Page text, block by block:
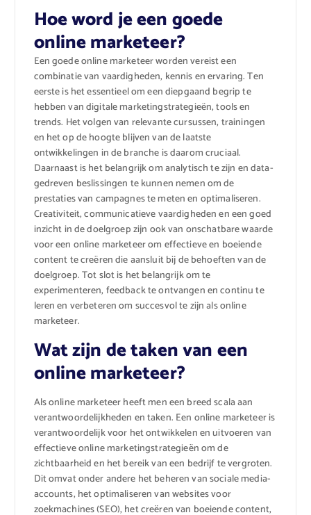
Hoe word je een goede
online marketeer?
Een goede online marketeer worden vereist een
combinatie van vaardigheden, kennis en ervaring. Ten
eerste is het essentieel om een diepgaand begrip te
hebben van digitale marketingstrategieën, tools en
trends. Het volgen van relevante cursussen, trainingen
en het op de hoogte blijven van de laatste
ontwikkelingen in de branche is daarom cruciaal.
Daarnaast is het belangrijk om analytisch te zijn en data-
gedreven beslissingen te kunnen nemen om de
prestaties van campagnes te meten en optimaliseren.
Creativiteit, communicatieve vaardigheden en een goed
inzicht in de doelgroep zijn ook van onschatbare waarde
voor een online marketeer om effectieve en boeiende
content te creëren die aansluit bij de behoeften van de
doelgroep. Tot slot is het belangrijk om te
experimenteren, feedback te ontvangen en continu te
leren en verbeteren om succesvol te zijn als online
marketeer.
Wat zijn de taken van een
online marketeer?
Als online marketeer heeft men een breed scala aan
verantwoordelijkheden en taken. Een online marketeer is
verantwoordelijk voor het ontwikkelen en uitvoeren van
effectieve online marketingstrategieën om de
zichtbaarheid en het bereik van een bedrijf te vergroten.
Dit omvat onder andere het beheren van sociale media-
accounts, het optimaliseren van websites voor
zoekmachines (SEO), het creëren van boeiende content,